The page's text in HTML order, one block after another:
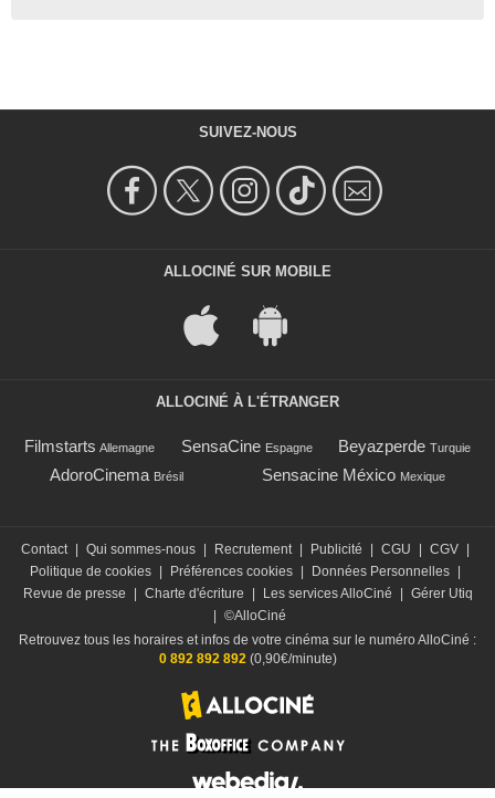
SUIVEZ-NOUS
ALLOCINÉ SUR MOBILE
ALLOCINÉ À L'ÉTRANGER
Filmstarts Allemagne SensaCine Espagne Beyazperde Turquie
AdoroCinema Brésil Sensacine México Mexique
Contact | Qui sommes-nous | Recrutement | Publicité | CGU | CGV |
Politique de cookies | Préférences cookies | Données Personnelles |
Revue de presse
| Charte d'écriture | Les services AlloCiné | Gérer Utiq
| ©AlloCiné
Retrouvez tous les horaires et infos de votre cinéma sur le numéro AlloCiné :
0 892 892 892 (0,90€/minute)